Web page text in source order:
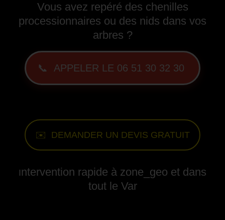
Vous avez repéré des chenilles
processionnaires ou des nids dans vos
arbres ?
📞 APPELER LE 06 51 30 32 30
✉️ DEMANDER UN DEVIS GRATUIT
Intervention rapide à zone_geo et dans
tout le Var